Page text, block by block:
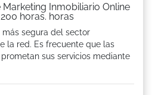
Marketing Inmobiliario Online
horas. horas
segura del sector
la red. Es frecuente que las
sus servicios mediante